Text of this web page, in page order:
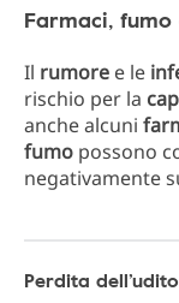
Farmaci,
Il rumore e le
rischio per la
anche alcuni
fumo possono
negativamente
Perdita